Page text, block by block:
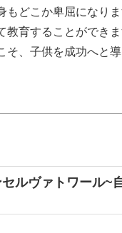
もどこか卑屈になり
教育することができ
そ、子供を成功へと
ルヴァトワール~